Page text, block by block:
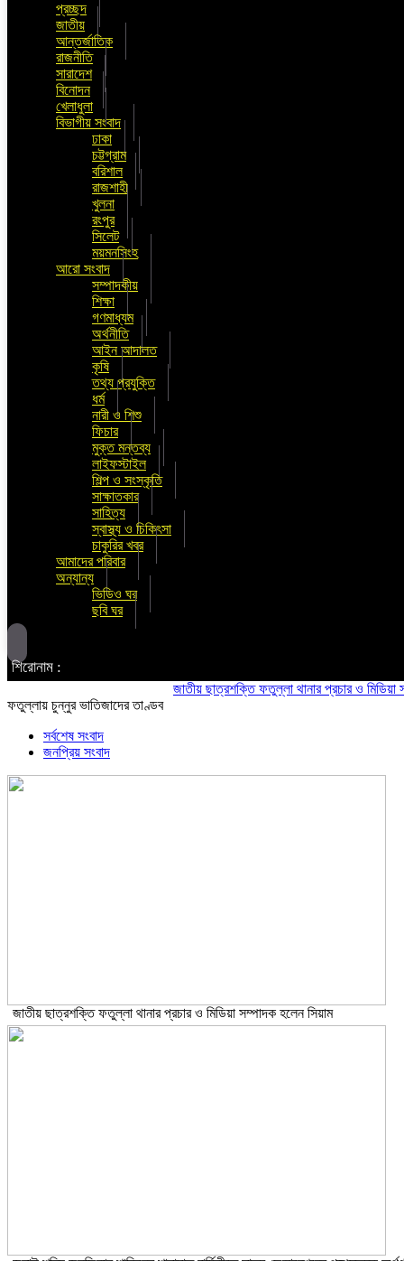
প্রচ্ছদ
জাতীয়
আন্তর্জাতিক
রাজনীতি
সারাদেশ
বিনোদন
খেলাধুলা
বিভাগীয় সংবাদ
ঢাকা
চট্টগ্রাম
বরিশাল
রাজশাহী
খুলনা
রংপুর
সিলেট
ময়মনসিংহ
আরো সংবাদ
সম্পাদকীয়
শিক্ষা
গণমাধ্যম
অর্থনীতি
আইন আদালত
কৃষি
তথ্য প্রযুক্তি
ধর্ম
নারী ও শিশু
ফিচার
মুক্ত মন্তব্য
লাইফস্টাইল
শিল্প ও সংস্কৃতি
সাক্ষাতকার
সাহিত্য
স্বাস্থ্য ও চিকিৎসা
চাকুরির খবর
আমাদের পরিবার
অন্যান্য
ভিডিও ঘর
ছবি ঘর
শিরোনাম :
জাতীয় ছাত্রশক্তি ফতুল্লা থানার প্রচার ও মিডিয়া সম্পাদক
ফতুল্লায় চুন্নুর ভাতিজাদের তাণ্ডব
সর্বশেষ সংবাদ
জনপ্রিয় সংবাদ
জাতীয় ছাত্রশক্তি ফতুল্লা থানার প্রচার ও মিডিয়া সম্পাদক হলেন সিয়াম